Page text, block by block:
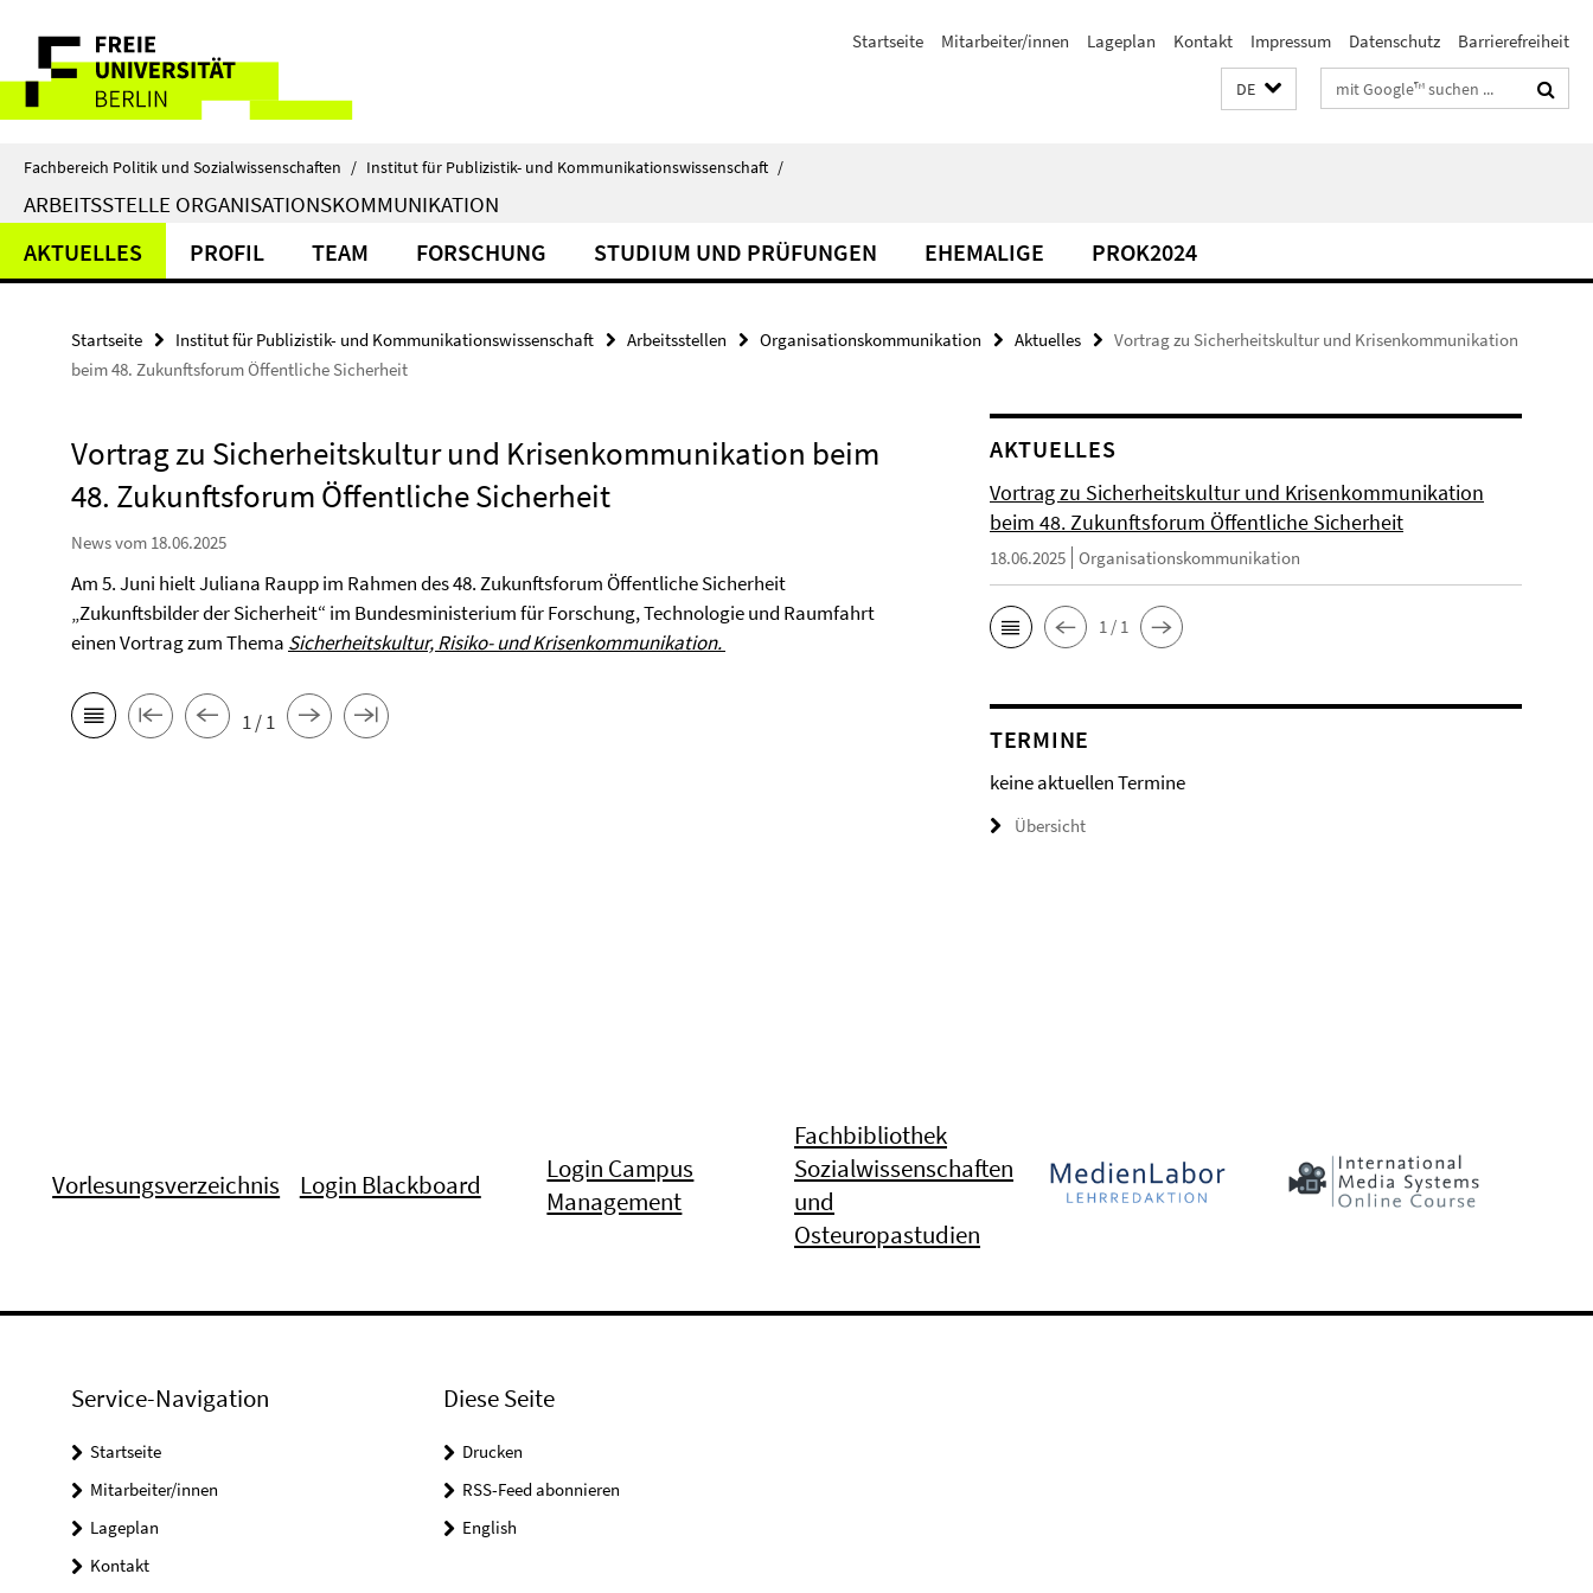
direkt
Inhalt
Service-
Navigation
Startseite Mitarbeiter/innen Lageplan Kontakt Impressum Datenschutz Barrierefreiheit
DE Suchbegriffe
Fachbereich Politik und Sozialwissenschaften / Institut für Publizistik- und Kommunikationswissenschaft /
ARBEITSSTELLE ORGANISATIONSKOMMUNIKATION
AKTUELLES PROFIL TEAM FORSCHUNG STUDIUM UND PRÜFUNGEN EHEMALIGE PROK2024
Startseite Institut für Publizistik- und Kommunikationswissenschaft Arbeitsstellen Organisationskommunikation Aktuelles
Vortrag zu Sicherheitskultur und Krisenkommunikation
beim 48. Zukunftsforum Öffentliche Sicherheit
Vortrag zu Sicherheitskultur und Krisenkommunikation beim
48. Zukunftsforum Öffentliche Sicherheit
News vom 18.06.2025
Am 5. Juni hielt Juliana Raupp im Rahmen des 48. Zukunftsforum Öffentliche Sicherheit
„Zukunftsbilder der Sicherheit“ im Bundesministerium für Forschung, Technologie und Raumfahrt
einen Vortrag zum Thema Sicherheitskultur, Risiko- und Krisenkommunikation.
1 / 1
AKTUELLES
Vortrag zu Sicherheitskultur und Krisenkommunikation
beim 48. Zukunftsforum Öffentliche Sicherheit
18.06.2025 Organisationskommunikation
1 / 1
TERMINE
keine aktuellen Termine
Übersicht
Vorlesungsverzeichnis Login Blackboard
Login Campus
Management
Fachbibliothek
Sozialwissenschaften
und
Osteuropastudien
Service-Navigation
Startseite
Mitarbeiter/innen
Lageplan
Kontakt
Diese Seite
Drucken
RSS-Feed abonnieren
English